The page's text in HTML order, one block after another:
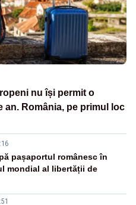
nu își permit o
an. România, pe primul loc
pașaportul românesc în
mondial al libertății de